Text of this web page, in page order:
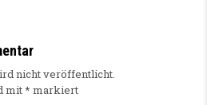
nicht veröffentlicht.
mit* markiert